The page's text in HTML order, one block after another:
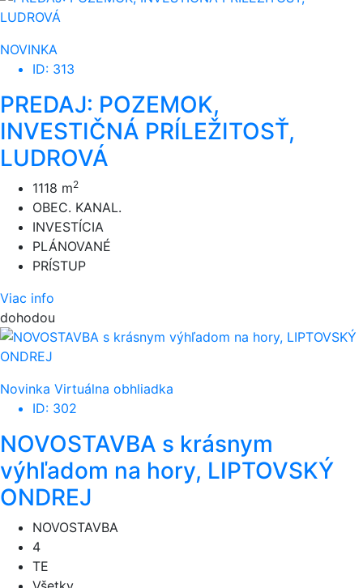
NOVINKA
ID: 313
PREDAJ: POZEMOK,
INVESTIČNÁ PRÍLEŽITOSŤ,
LUDROVÁ
1118 m2
OBEC. KANAL.
INVESTÍCIA
PLÁNOVANÉ
PRÍSTUP
Viac info
dohodou
Novinka Virtuálna obhliadka
ID: 302
NOVOSTAVBA s krásnym
výhľadom na hory, LIPTOVSKÝ
ONDREJ
NOVOSTAVBA
4
TE